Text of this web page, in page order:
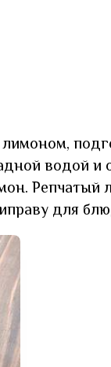
водой
Репчатый
для